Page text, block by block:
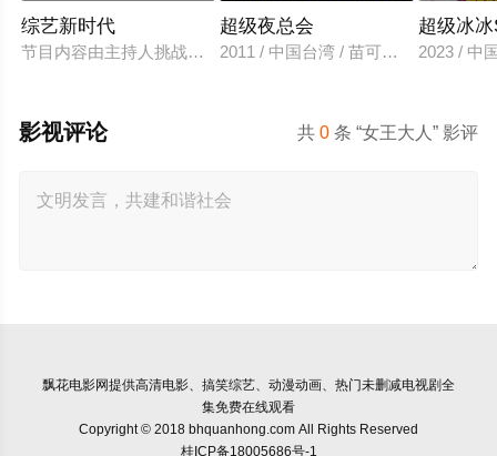
综艺新时代
节目内容由主持人挑战各行各业的好手们，进行真枪实弹的对
超级夜总会
2011 / 中国台湾 / 苗可丽,澎恰恰,许效
超级冰
2023 / 中
共0 条 “女王大人” 影评
影视评论
飘花电影网提供高清电影、搞笑综艺、动漫动画、热门未删减电视剧全
集免费在线观看
Copyright © 2018 bhquanhong.com All Rights Reserved
桂ICP备18005686号-1